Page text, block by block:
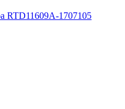
RTD11609A-1707105